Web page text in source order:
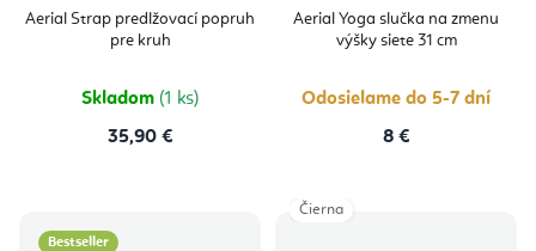
Aerial Strap predlžovací popruh
pre kruh
Skladom (1 ks)
35,90 €
Aerial Yoga slučka na zmenu
výšky siete 31 cm
Odosielame do 5-7 dní
8 €
Bestseller
Čierna